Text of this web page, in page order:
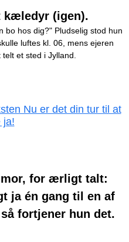
kæledyr (igen).
bo hos dig?" Pludselig stod hun
luftes kl. 06, mens ejeren
et sted i Jylland.
for ærligt talt:
ja én gang til en af
fortjener hun det.